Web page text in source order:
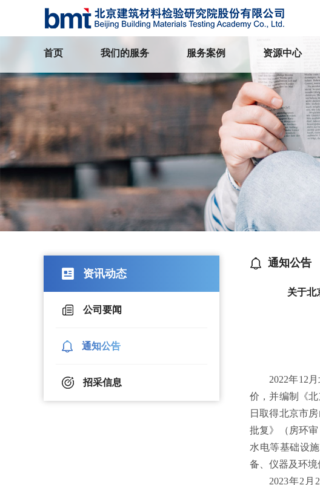
首页 我们的服务 服务案例 资源中心
资讯动态
公司要闻
通知公告
招采信息
通知公告
关于北
2022年12
价，并编制《
日取得北京市
批复》（房环审
水电等基础设施
备、仪器及环境
2023年2 月